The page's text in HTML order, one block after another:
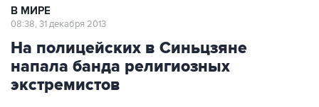
В МИРЕ
08:38, 31 декабря 2013
На полицейских в Синьцзяне
напала банда религиозных
экстремистов